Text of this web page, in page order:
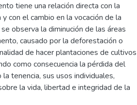
tiene una relación directa con la
con el cambio en la vocación de la
observa la diminución de las áreas
causado por la deforestación o
de hacer plantaciones de cultivos
como consecuencia la pérdida del
tenencia, sus usos individuales,
la vida, libertad e integridad de la